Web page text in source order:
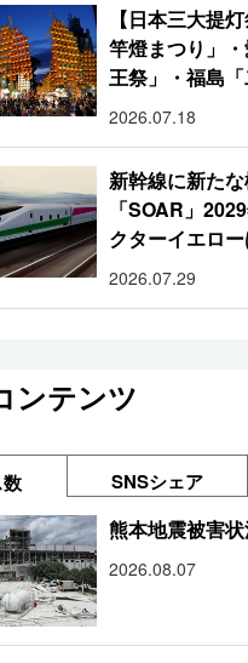
【日本三大提
竿燈まつり」
王祭」・福島
り」:おびただ
2026.07.18
新幹線に新た
「SOAR」
クターイエロ
2026.07.29
ンテンツ
SNSシェア
熊本地震被害
2026.08.07